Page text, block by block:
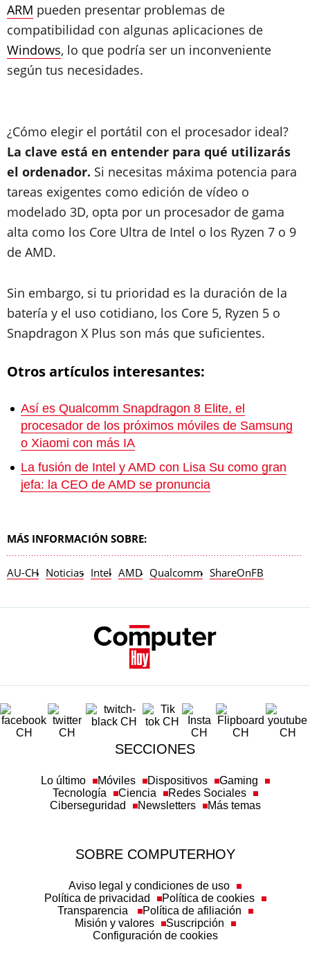
ARM pueden presentar problemas de
compatibilidad con algunas aplicaciones de
Windows, lo que podría ser un inconveniente
según tus necesidades.
¿Cómo elegir el portátil con el procesador ideal?
La clave está en entender para qué utilizarás
el ordenador. Si necesitas máxima potencia para
tareas exigentes como edición de vídeo o
modelado 3D, opta por un procesador de gama
alta como los Core Ultra de Intel o los Ryzen 7 o 9
de AMD.
Sin embargo, si tu prioridad es la duración de la
batería y el uso cotidiano, los Core 5, Ryzen 5 o
Snapdragon X Plus son más que suficientes.
Otros artículos interesantes:
Así es Qualcomm Snapdragon 8 Elite, el
procesador de los próximos móviles de Samsung
o Xiaomi con más IA
La fusión de Intel y AMD con Lisa Su como gran
jefa: la CEO de AMD se pronuncia
MÁS INFORMACIÓN SOBRE:
AU-CH Noticias Intel AMD Qualcomm ShareOnFB
SECCIONES
Lo último Móviles Dispositivos
Gaming
Tecnología
Ciencia
Redes Sociales
Ciberseguridad
Newsletters Más temas
SOBRE COMPUTERHOY
Aviso legal y condiciones de uso
Política de privacidad
Política de cookies
Transparencia
Política de afiliación
Misión y valores
Suscripción
Configuración de cookies